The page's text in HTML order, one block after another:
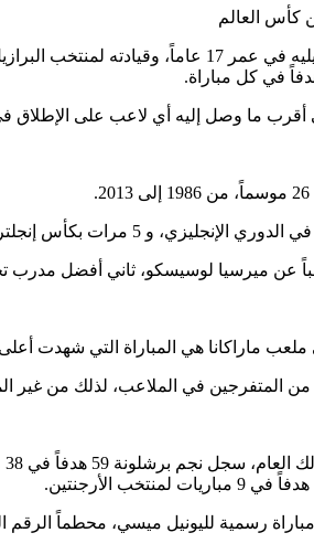
يتذكر معظم عشاق كرة القدم كأس العالم
من المتفرجين في الملاعب، لذلك من